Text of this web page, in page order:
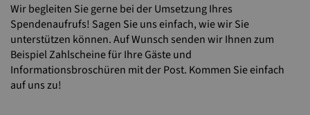
Wir begleiten Sie gerne bei der Umsetzung Ihres
Spendenaufrufs! Sagen Sie uns einfach, wie wir Sie
unterstützen können. Auf Wunsch senden wir Ihnen zum
Beispiel Zahlscheine für Ihre Gäste und
Informationsbroschüren mit der Post. Kommen Sie einfach
auf uns zu!